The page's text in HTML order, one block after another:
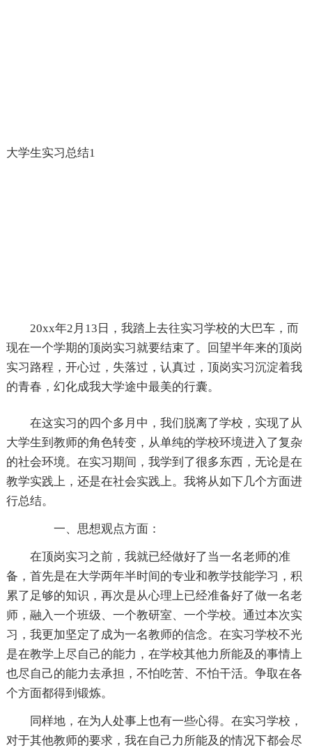
大学生实习总结1
20xx年2月13日，我踏上去往实习学校的大巴车，而
现在一个学期的顶岗实习就要结束了。回望半年来的顶岗
实习路程，开心过，失落过，认真过，顶岗实习沉淀着我
的青春，幻化成我大学途中最美的行囊。
在这实习的四个多月中，我们脱离了学校，实现了从
大学生到教师的角色转变，从单纯的学校环境进入了复杂
的社会环境。在实习期间，我学到了很多东西，无论是在
教学实践上，还是在社会实践上。我将从如下几个方面进
行总结。
一、思想观点方面：
在顶岗实习之前，我就已经做好了当一名老师的准
备，首先是在大学两年半时间的专业和教学技能学习，积
累了足够的知识，再次是从心理上已经准备好了做一名老
师，融入一个班级、一个教研室、一个学校。通过本次实
习，我更加坚定了成为一名教师的信念。在实习学校不光
是在教学上尽自己的能力，在学校其他力所能及的事情上
也尽自己的能力去承担，不怕吃苦、不怕干活。争取在各
个方面都得到锻炼。
同样地，在为人处事上也有一些心得。在实习学校，
对于其他教师的要求，我在自己力所能及的情况下都会尽